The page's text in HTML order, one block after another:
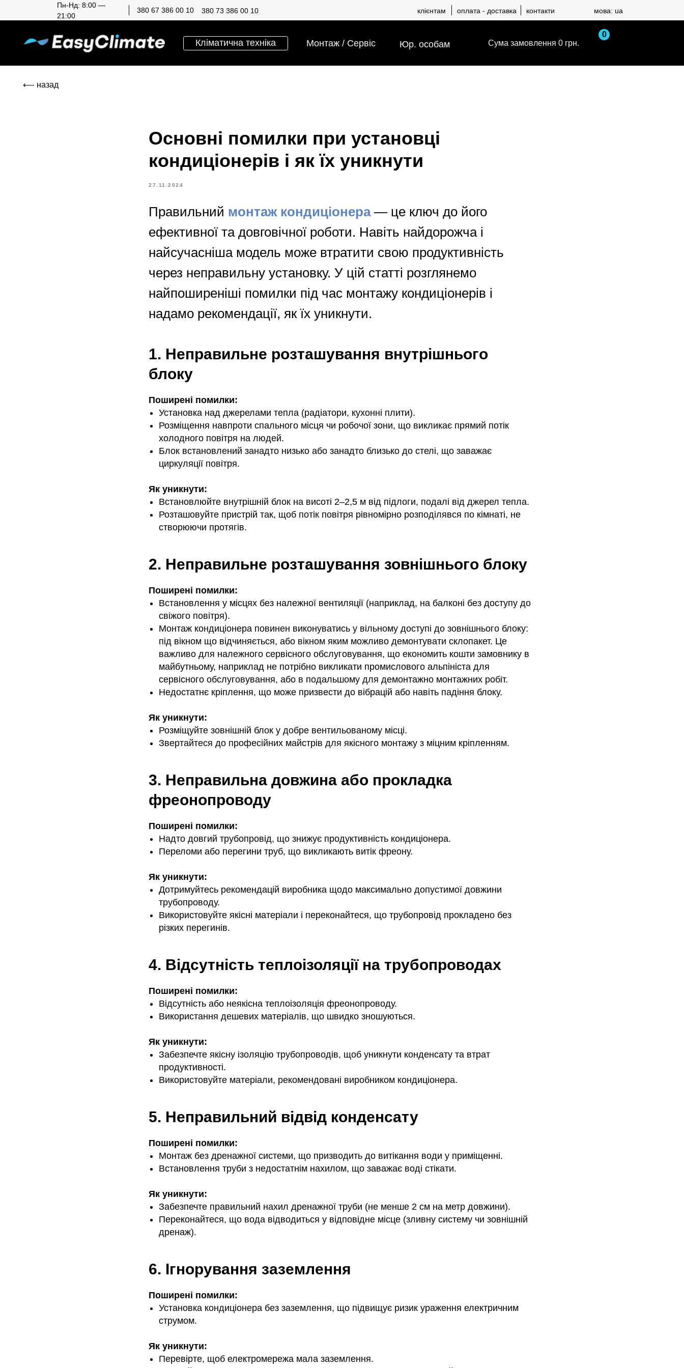
Пн-Нд: 8:00 —
21:00
оплата - доставка
380 67 386 00 10 380 73 386 00 10 контакти мова: ua
клієнтам
Сума замовлення 0 грн.
Кліматична техніка Монтаж / Сервіс Юр. особам
Основні помилки при установці
кондиціонерів і як їх уникнути
27.11.2024
Правильний монтаж кондиціонера— це ключ до його
ефективної та довговічної роботи. Навіть найдорожча і
найсучасніша модель може втратити свою продуктивність
через неправильну установку. У цій статті розглянемо
найпоширеніші помилки під час монтажу кондиціонерів і
надамо рекомендації, як їх уникнути.
1. Неправильне розташування внутрішнього
блоку
Поширені помилки:
Установка над джерелами тепла (радіатори, кухонні плити).
Розміщення навпроти спального місця чи робочої зони, що викликає прямий потік
холодного повітря на людей.
Блок встановлений занадто низько або занадто близько до стелі, що заважає
циркуляції повітря.
Як уникнути:
Встановлюйте внутрішній блок на висоті 2–2,5 м від підлоги, подалі від джерел тепла.
Розташовуйте пристрій так, щоб потік повітря рівномірно розподілявся по кімнаті, не
створюючи протягів.
2. Неправильне розташування зовнішнього блоку
Поширені помилки:
Встановлення у місцях без належної вентиляції (наприклад, на балконі без доступу до
свіжого повітря).
Монтаж кондиціонера повинен виконуватись у вільному доступі до зовнішнього блоку:
під вікном що відчиняється, або вікном яким можливо демонтувати склопакет. Це
важливо для належного сервісного обслуговування, що економить кошти замовнику в
майбутньому, наприклад не потрібно викликати промислового альпініста для
сервісного обслуговування, або в подальшому для демонтажно монтажних робіт.
Недостатнє кріплення, що може призвести до вібрацій або навіть падіння блоку.
Як уникнути:
Розміщуйте зовнішній блок у добре вентильованому місці.
Звертайтеся до професійних майстрів для якісного монтажу з міцним кріпленням.
3. Неправильна довжина або прокладка
фреонопроводу
Поширені помилки:
Надто довгий трубопровід, що знижує продуктивність кондиціонера.
Переломи або перегини труб, що викликають витік фреону.
Як уникнути:
Дотримуйтесь рекомендацій виробника щодо максимально допустимої довжини
трубопроводу.
Використовуйте якісні матеріали і переконайтеся, що трубопровід прокладено без
різких перегинів.
4. Відсутність теплоізоляції на трубопроводах
Поширені помилки:
Відсутність або неякісна теплоізоляція фреонопроводу.
Використання дешевих матеріалів, що швидко зношуються.
Як уникнути:
Забезпечте якісну ізоляцію трубопроводів, щоб уникнути конденсату та втрат
продуктивності.
Використовуйте матеріали, рекомендовані виробником кондиціонера.
5. Неправильний відвід конденсату
Поширені помилки:
Монтаж без дренажної системи, що призводить до витікання води у приміщенні.
Встановлення труби з недостатнім нахилом, що заважає воді стікати.
Як уникнути:
Забезпечте правильний нахил дренажної труби (не менше 2 см на метр довжини).
Переконайтеся, що вода відводиться у відповідне місце (зливну систему чи зовнішній
дренаж).
6. Ігнорування заземлення
Поширені помилки:
Установка кондиціонера без заземлення, що підвищує ризик ураження електричним
струмом.
Як уникнути:
Перевірте, щоб електромережа мала заземлення.